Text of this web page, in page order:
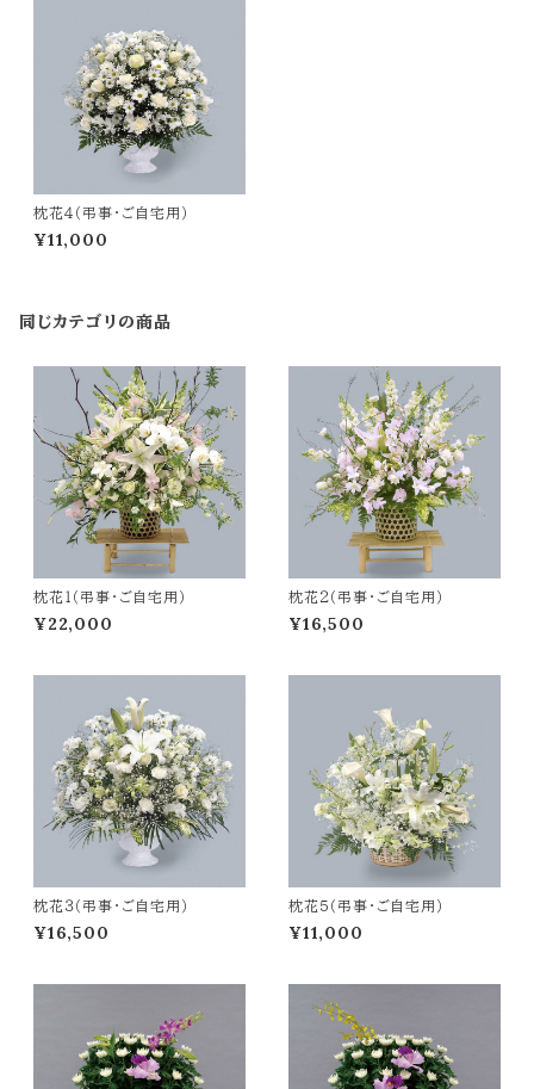
枕花４（弔事・ご自宅用）
¥11,000
同じカテゴリの商品
枕花１（弔事・ご自宅用）
¥22,000
枕花２（弔事・ご自宅用）
¥16,500
枕花３（弔事・ご自宅用）
¥16,500
枕花５（弔事・ご自宅用）
¥11,000